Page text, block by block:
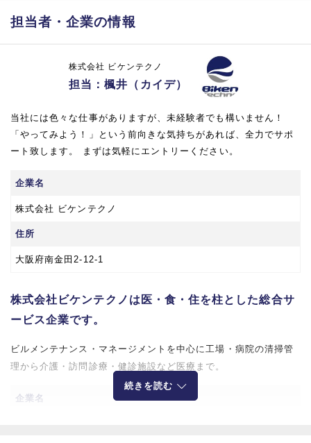
担当者・企業の情報
株式会社 ビケンテクノ
担当：楓井（カイデ）
当社には色々な仕事がありますが、未経験者でも構いません！
「やってみよう！」という前向きな気持ちがあれば、全力でサポ
ート致します。 まずは気軽にエントリーください。
企業名
株式会社 ビケンテクノ
住所
大阪府南金田2-12-1
株式会社ビケンテクノは医・食・住を柱とした総合サ
ービス企業です。
ビルメンテナンス・マネージメントを中心に工場・病院の清掃管
理から介護・訪問診療・健診施設など医療まで。
企業名
続きを読む